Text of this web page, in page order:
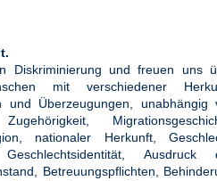
Diskriminierung und freuen uns
mit verschiedener
und Überzeugungen, unabhängig
nationaler Herkunft,
Ausdruck
Betreuungspflichten,